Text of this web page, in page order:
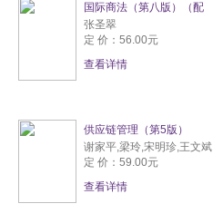
国际商法（第八版）（配
张圣翠
定 价：56.00元
查看详情
供应链管理（第5版）
谢家平,梁玲,宋明珍,王文斌
定 价：59.00元
查看详情